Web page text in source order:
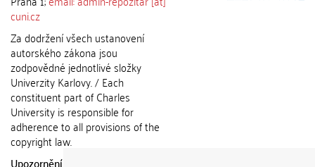
cuni.cz
Za dodržení všech ustanovení
autorského zákona jsou
zodpovědné jednotlivé složky
Univerzity Karlovy. / Each
constituent part of Charles
University is responsible for
adherence to all provisions of the
copyright law.
Upozornění / Notice: